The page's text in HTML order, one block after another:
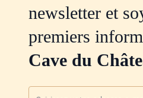
newsletter et
premiers
Cave du